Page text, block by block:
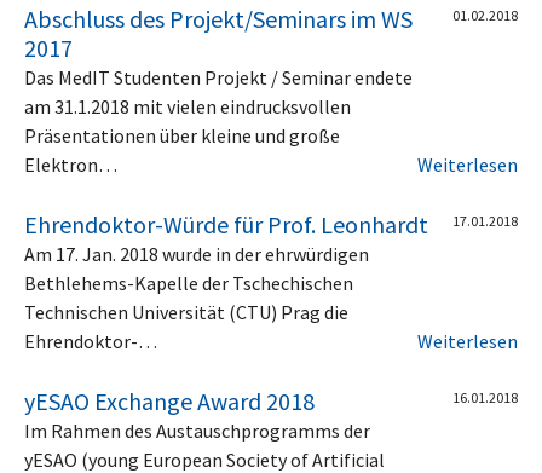
Abschluss des Projekt/Seminars im WS
2017
01.02.2018
Das MedIT Studenten Projekt / Seminar endete
am 31.1.2018 mit vielen eindrucksvollen
Präsentationen über kleine und große
Elektron…
Weiterlesen
Ehrendoktor-Würde für Prof. Leonhardt 17.01.2018
Am 17. Jan. 2018 wurde in der ehrwürdigen
Bethlehems-Kapelle der Tschechischen
Technischen Universität (CTU) Prag die
Ehrendoktor-…
Weiterlesen
yESAO Exchange Award 2018 16.01.2018
Im Rahmen des Austauschprogramms der
yESAO (young European Society of Artificial